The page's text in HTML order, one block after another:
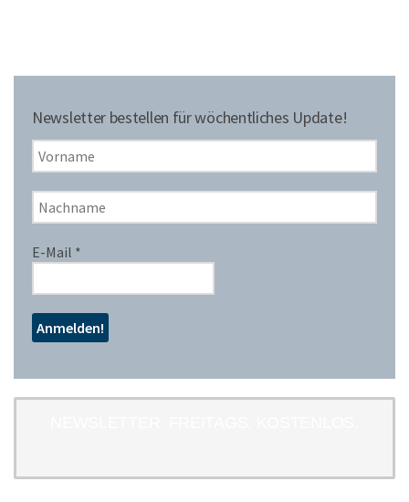
Newsletter bestellen für wöchentliches Update!
E-Mail *